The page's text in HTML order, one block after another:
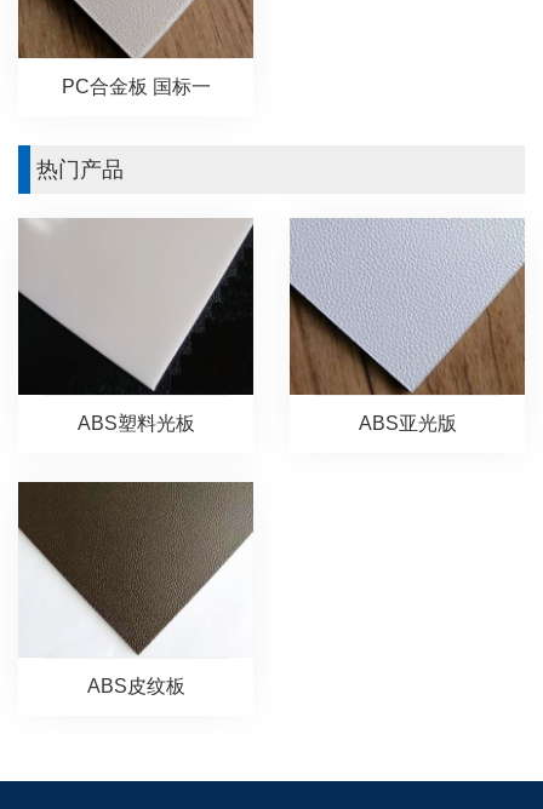
PC合金板 国标一
热门产品
ABS塑料光板 ABS亚光版
ABS皮纹板